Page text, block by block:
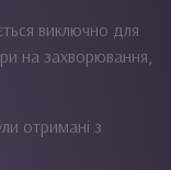
виключно для
на захворювання,
отримані з